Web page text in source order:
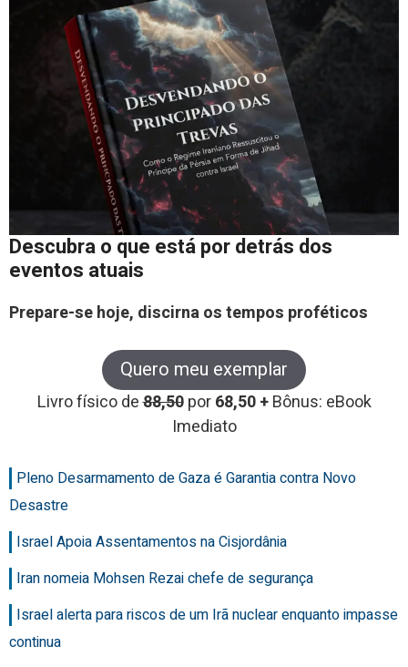
Descubra o que está por detrás dos
eventos atuais
Prepare-se hoje, discirna os tempos proféticos
Quero meu exemplar
Livro físico de88,50 por68,50 +Bônus: eBook
Imediato
Pleno Desarmamento de Gaza é Garantia contra Novo
Desastre
Israel Apoia Assentamentos na Cisjordânia
Iran nomeia Mohsen Rezai chefe de segurança
Israel alerta para riscos de um Irã nuclear enquanto impasse
continua